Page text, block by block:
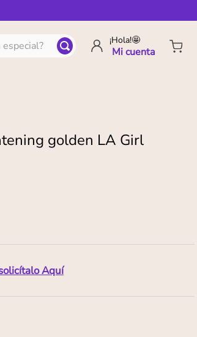
¡Hola!🤩
golden LA Girl
Aquí